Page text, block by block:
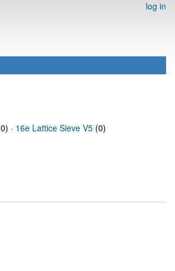
log in
· 16e Lattice Sieve V5 (0)